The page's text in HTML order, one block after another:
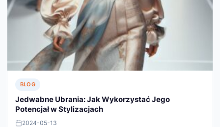
BLOG
Jedwabne Ubrania: Jak Wykorzystać Jego
Potencjał w Stylizacjach
2024-05-13